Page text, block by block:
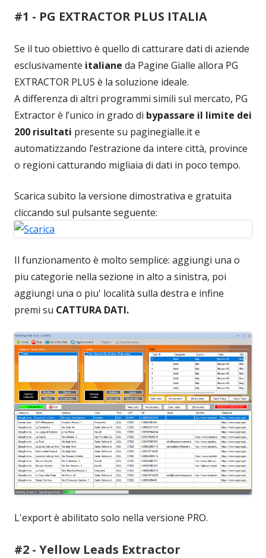
#1 - PG EXTRACTOR PLUS ITALIA
Se il tuo obiettivo è quello di catturare dati di aziende
esclusivamente italiane da Pagine Gialle allora PG
EXTRACTOR PLUS è la soluzione ideale.
A differenza di altri programmi simili sul mercato, PG
Extractor è l’unico in grado di bypassare il limite dei
200 risultati presente su paginegialle.it e
automatizzando l’estrazione da intere città, province
o regioni catturando migliaia di dati in poco tempo.
Scarica subito la versione dimostrativa e gratuita
cliccando sul pulsante seguente:
Il funzionamento è molto semplice: aggiungi una o
piu categorie nella sezione in alto a sinistra, poi
aggiungi una o piu' località sulla destra e infine
premi su CATTURA DATI.
L'export è abilitato solo nella versione PRO.
#2 - Yellow Leads Extractor